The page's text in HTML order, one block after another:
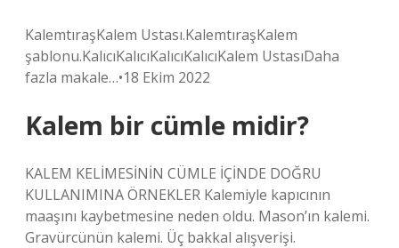
KalemtıraşKalem Ustası.KalemtıraşKalem
şablonu.KalıcıKalıcıKalıcıKalıcıKalem UstasıDaha
fazla makale…•18 Ekim 2022
Kalem bir cümle midir?
KALEM KELİMESİNİN CÜMLE İÇİNDE DOĞRU
KULLANIMINA ÖRNEKLER Kalemiyle kapıcının
maaşını kaybetmesine neden oldu. Mason’ın kalemi.
Gravürcünün kalemi. Üç bakkal alışverişi.